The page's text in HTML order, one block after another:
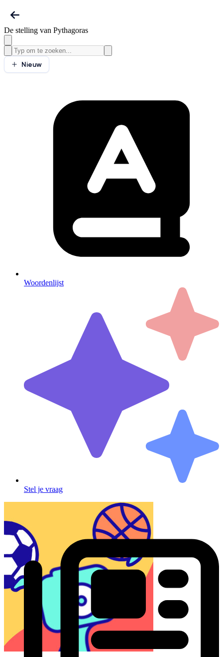
De stelling van Pythagoras
Nieuw
Woordenlijst
Stel je vraag